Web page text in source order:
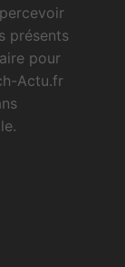
présents
pour
Actu.fr